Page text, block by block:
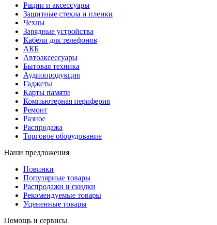
Рации и аксессуары
Защитные стекла и пленки
Чехлы
Зарядные устройства
Кабели для телефонов
АКБ
Автоаксессуары
Бытовая техника
Аудиопродукция
Гаджеты
Карты памяти
Компьютерная периферия
Ремонт
Разное
Распродажа
Торговое оборудование
Наши предложения
Новинки
Популярные товары
Распродажи и скидки
Рекомендуемые товары
Уцененные товары
Помощь и сервисы